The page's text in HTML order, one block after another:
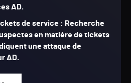
AD.
de service : Recherche
en matière de tickets
une attaque de
AD.